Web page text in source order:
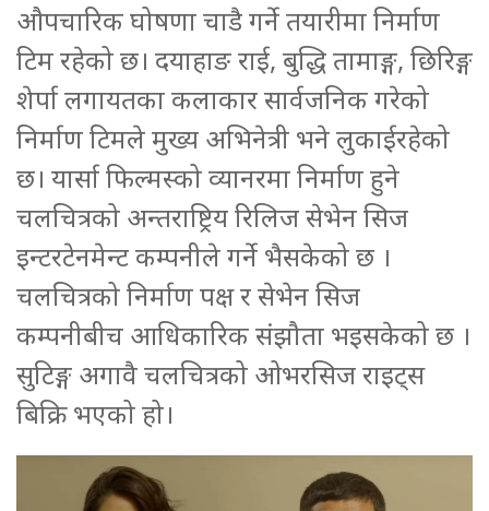
औपचारिक घोषणा चाडै गर्ने तयारीमा निर्माण
टिम रहेको छ। दयाहाङ राई, बुद्धि तामाङ्ग, छिरिङ्ग
शेर्पा लगायतका कलाकार सार्वजनिक गरेको
निर्माण टिमले मुख्य अभिनेत्री भने लुकाईरहेको
छ। यार्सा फिल्मस्को व्यानरमा निर्माण हुने
चलचित्रको अन्तराष्ट्रिय रिलिज सेभेन सिज
इन्टरटेनमेन्ट कम्पनीले गर्ने भैसकेको छ ।
चलचित्रको निर्माण पक्ष र सेभेन सिज
कम्पनीबीच आधिकारिक संझौता भइसकेको छ ।
सुटिङ्ग अगावै चलचित्रको ओभरसिज राइट्स
बिक्रि भएको हो।